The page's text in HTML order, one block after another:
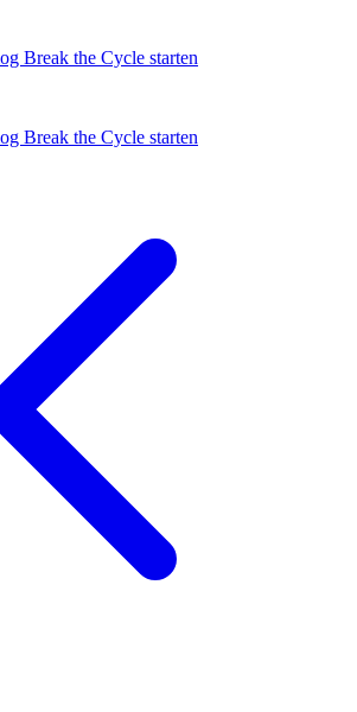
Break the Cycle starten
Break the Cycle starten